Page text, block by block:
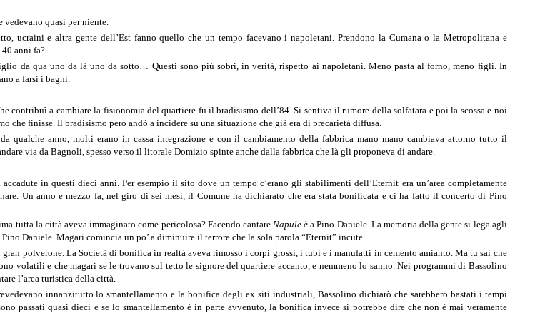
quasi per niente.
ucraini e altra gente dell’Est fanno quello che un tempo facevano i napoletani. Prendono la Cumana o la Metropolitana e
anni fa?
da qua uno da là uno da sotto… Questi sono più sobri, in verità, rispetto ai napoletani. Meno pasta al forno, meno figli. In
a farsi i bagni.
contribuì a cambiare la fisionomia del quartiere fu il bradisismo dell’84. Si sentiva il rumore della solfatara e poi la scossa e noi
che finisse. Il bradisismo però andò a incidere su una situazione che già era di precarietà diffusa.
qualche anno, molti erano in cassa integrazione e con il cambiamento della fabbrica mano mano cambiava attorno tutto il
via da Bagnoli, spesso verso il litorale Domizio spinte anche dalla fabbrica che là gli proponeva di andare.
in questi dieci anni. Per esempio il sito dove un tempo c’erano gli stabilimenti dell’Eternit era un’area completamente
Un anno e mezzo fa, nel giro di sei mesi, il Comune ha dichiarato che era stata bonificata e ci ha fatto il concerto di Pino
tutta la città aveva immaginato come pericolosa? Facendo cantare Napule èa Pino Daniele. La memoria della gente si lega agli
Daniele. Magari comincia un po’ a diminuire il terrore che la sola parola “Eternit” incute.
polverone. La Società di bonifica in realtà aveva rimosso i corpi grossi, i tubi e i manufatti in cemento amianto. Ma tu sai che
volatili e che magari se le trovano sul tetto le signore del quartiere accanto, e nemmeno lo sanno. Nei programmi di Bassolino
l’area turistica della città.
innanzitutto lo smantellamento e la bonifica degli ex siti industriali, Bassolino dichiarò che sarebbero bastati i tempi
passati quasi dieci e se lo smantellamento è in parte avvenuto, la bonifica invece si potrebbe dire che non è mai veramente